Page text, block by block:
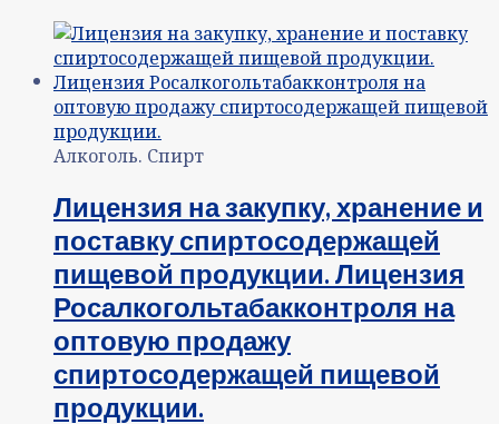
Алкоголь. Спирт
Лицензия на закупку, хранение и
поставку спиртосодержащей
пищевой продукции. Лицензия
Росалкогольтабакконтроля на
оптовую продажу
спиртосодержащей пищевой
продукции.